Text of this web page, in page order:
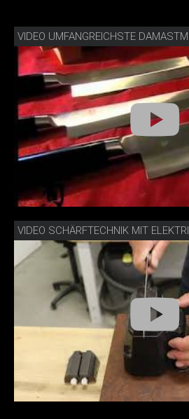
VIDEO UMFANGREICHSTE